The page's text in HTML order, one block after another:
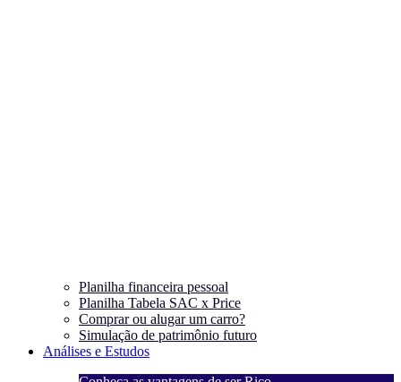
Planilha financeira pessoal
Planilha Tabela SAC x Price
Comprar ou alugar um carro?
Simulação de patrimônio futuro
Análises e Estudos